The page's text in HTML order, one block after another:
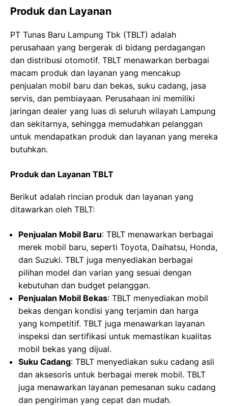
Produk dan Layanan
PT Tunas Baru Lampung Tbk (TBLT) adalah
perusahaan yang bergerak di bidang perdagangan
dan distribusi otomotif. TBLT menawarkan berbagai
macam produk dan layanan yang mencakup
penjualan mobil baru dan bekas, suku cadang, jasa
servis, dan pembiayaan. Perusahaan ini memiliki
jaringan dealer yang luas di seluruh wilayah Lampung
dan sekitarnya, sehingga memudahkan pelanggan
untuk mendapatkan produk dan layanan yang mereka
butuhkan.
Produk dan Layanan TBLT
Berikut adalah rincian produk dan layanan yang
ditawarkan oleh TBLT:
Penjualan Mobil Baru: TBLT menawarkan berbagai
merek mobil baru, seperti Toyota, Daihatsu, Honda,
dan Suzuki. TBLT juga menyediakan berbagai
pilihan model dan varian yang sesuai dengan
kebutuhan dan budget pelanggan.
Penjualan Mobil Bekas: TBLT menyediakan mobil
bekas dengan kondisi yang terjamin dan harga
yang kompetitif. TBLT juga menawarkan layanan
inspeksi dan sertifikasi untuk memastikan kualitas
mobil bekas yang dijual.
Suku Cadang: TBLT menyediakan suku cadang asli
dan aksesoris untuk berbagai merek mobil. TBLT
juga menawarkan layanan pemesanan suku cadang
dan pengiriman yang cepat dan mudah.